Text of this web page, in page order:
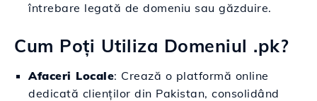
întrebare legată de domeniu sau găzduire.
Cum Poți Utiliza Domeniul .pk?
Afaceri Locale: Crează o platformă online
dedicată clienților din Pakistan, consolidând